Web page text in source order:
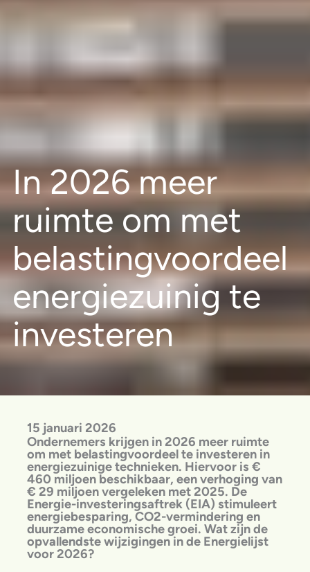
In 2026 meer
ruimte om met
belastingvoordeel
energiezuinig te
investeren
15 januari 2026
Ondernemers krijgen in 2026 meer ruimte
om met belastingvoordeel te investeren in
energiezuinige technieken. Hiervoor is €
460 miljoen beschikbaar, een verhoging van
€ 29 miljoen vergeleken met 2025. De
Energie-investeringsaftrek (EIA) stimuleert
energiebesparing, CO2-vermindering en
duurzame economische groei. Wat zijn de
opvallendste wijzigingen in de Energielijst
voor 2026?